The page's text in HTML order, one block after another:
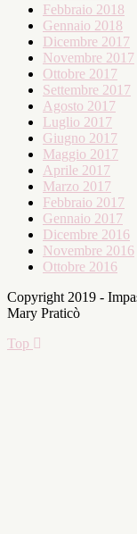
Febbraio 2018
Gennaio 2018
Dicembre 2017
Novembre 2017
Ottobre 2017
Settembre 2017
Agosto 2017
Luglio 2017
Giugno 2017
Maggio 2017
Aprile 2017
Marzo 2017
Febbraio 2017
Gennaio 2017
Dicembre 2016
Novembre 2016
Ottobre 2016
Copyright 2019 -
Mary Praticò
Top